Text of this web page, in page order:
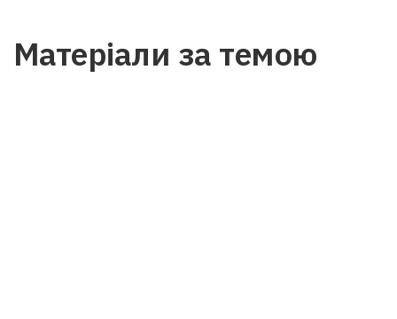
Матеріали за темою